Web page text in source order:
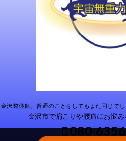
金沢整体師。普通のことをしてもまた同じで
金沢市で肩こりや腰痛にお悩
080-